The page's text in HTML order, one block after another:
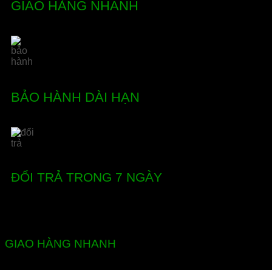
GIAO HÀNG NHANH
BẢO HÀNH DÀI HẠN
ĐỔI TRẢ TRONG 7 NGÀY
GIAO HÀNG NHANH